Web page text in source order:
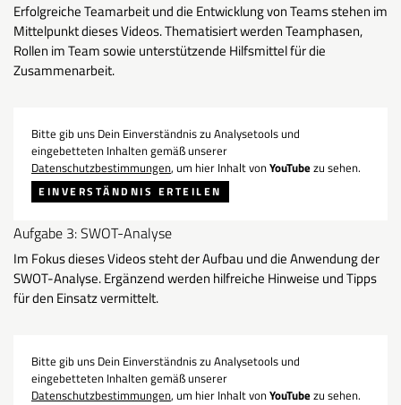
Erfolgreiche Teamarbeit und die Entwicklung von Teams stehen im
Mittelpunkt dieses Videos. Thematisiert werden Teamphasen,
Rollen im Team sowie unterstützende Hilfsmittel für die
Zusammenarbeit.
Aufgabe 3: SWOT-Analyse
Im Fokus dieses Videos steht der Aufbau und die Anwendung der
SWOT-Analyse. Ergänzend werden hilfreiche Hinweise und Tipps
für den Einsatz vermittelt.
Bitte gib uns Dein Einverständnis zu Analysetools und
eingebetteten Inhalten gemäß unserer
Datenschutzbestimmungen, um hier Inhalt vonYouTubezu sehen.
EINVERSTÄNDNIS ERTEILEN
Bitte gib uns Dein Einverständnis zu Analysetools und
eingebetteten Inhalten gemäß unserer
Datenschutzbestimmungen, um hier Inhalt vonYouTubezu sehen.